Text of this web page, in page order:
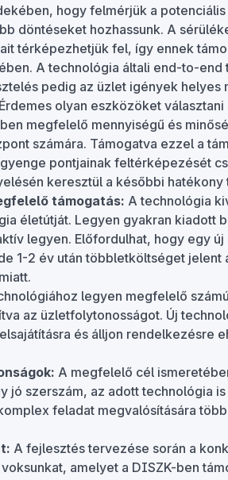
hogy felmérjük a
döntéseket hozhassunk. A
térképezhetjük fel, így ennek
A technológia általi end-to-
pedig az üzlet igények helyes
Érdemes olyan eszközöket választani
megfelelő mennyiségű és
számára. Támogatva ezzel a
pontjainak feltérképezését
keresztül a későbbi
támogatás: A technológia
életútját. Legyen gyakran kiadott
legyen. Előfordulhat, hogy egy
1-2 év után többletköltséget jelent
legyen megfelelő
az üzletfolytonosságot. Új
és álljon rendelkezésre
A megfelelő cél
jó szerszám, az adott technológia
feladat megvalósítására
A fejlesztés tervezése során a
amelyet a DISZK-ben